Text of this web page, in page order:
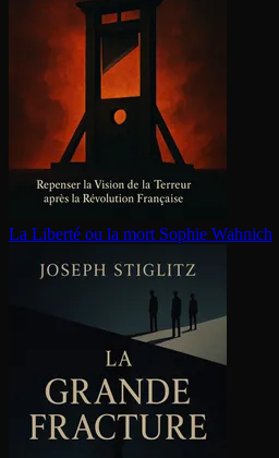
La Liberté ou la mort Sophie Wahnich